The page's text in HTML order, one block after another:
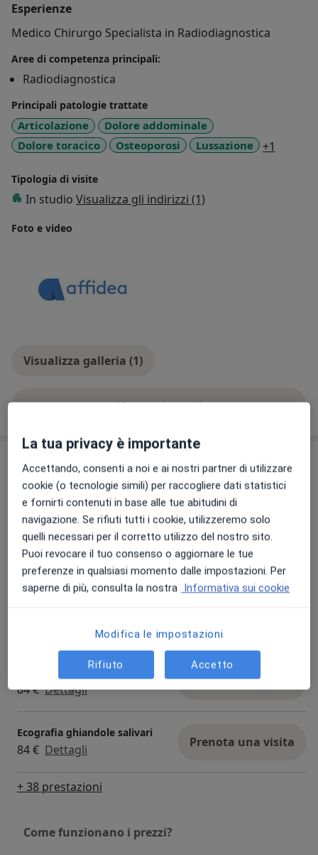
Esperienze
Medico Chirurgo Specialista in Radiodiagnostica
Aree di competenza principali:
Radiodiagnostica
Principali patologie trattate
Articolazione
Dolore addominale
Dolore toracico
Osteoporosi Lussazione +1
Tipologia di visite
In studio Visualizza gli indirizzi (1)
Foto e video
Visualizza galleria (1)
Mostra dettagli
Prestazioni e prezzi
Ecografia addome completo
100 € - 117 € Dettagli Prenota una visita
Ecografia collo per linfonodi
84 € Dettagli Prenota una visita
Ecografia pelvica sovrapubica
84 € Dettagli Prenota una visita
Ecografia ghiandole salivari
84 € Dettagli Prenota una visita
+ 38 prestazioni
Come funzionano i prezzi?
La tua privacy è importante
Accettando, consenti a noi e ai nostri partner di utilizzare
cookie (o tecnologie simili) per raccogliere dati statistici
e fornirti contenuti in base alle tue abitudini di
navigazione. Se rifiuti tutti i cookie, utilizzeremo solo
quelli necessari per il corretto utilizzo del nostro sito.
Puoi revocare il tuo consenso o aggiornare le tue
preferenze in qualsiasi momento dalle impostazioni. Per
saperne di più, consulta la nostra Informativa sui cookie
Modifica le impostazioni
Rifiuto Accetto